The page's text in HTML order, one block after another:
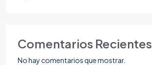
Comentarios Recientes
No hay comentarios que mostrar.